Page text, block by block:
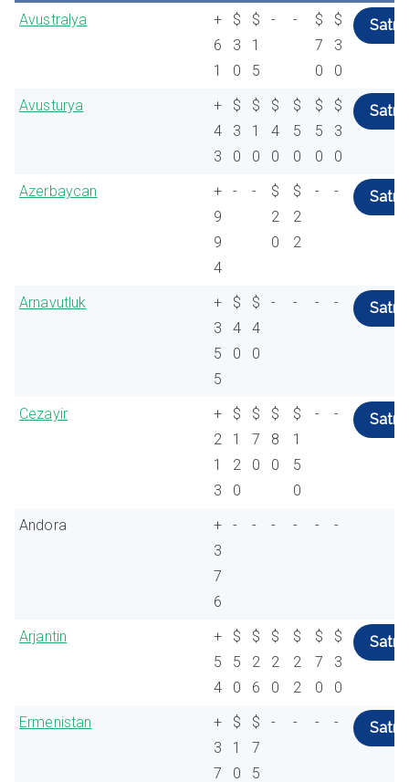
Avustralya
+
6
1
$
3
0
$
1
5
- -
$
7
0
$
3
0
Satın
Avusturya
+
4
3
$
3
0
$
1
0
$
4
0
$
5
0
$
5
0
$
3
0
Satın
Azerbaycan
+
9
9
4
- -
$
2
0
$
2
2
- - Satın
Arnavutluk
+
3
5
5
$
4
0
$
4
0
- - - - Satın
Cezayir
+
2
1
3
$
1
2
0
$
7
0
$
8
0
$
1
5
0
- - Satın
Andora
+
3
7
6
- - - - - -
Arjantin
+
5
4
$
5
0
$
2
6
$
2
0
$
2
2
$
7
0
$
3
0
Satın
Ermenistan
+
3
7
$
1
0
$
7
5
- - - - Satın